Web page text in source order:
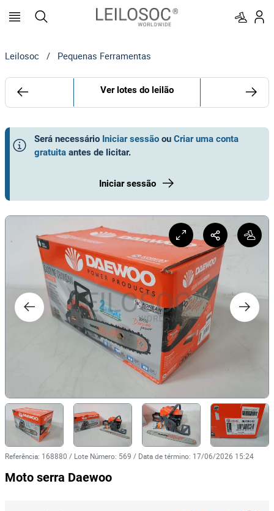
Leilosoc / Pequenas Ferramentas
Ver lotes do leilão
Será necessário Iniciar sessão ou Criar uma conta
gratuita antes de licitar.
Iniciar sessão
Referência: 168880 / Lote Número: 569 / Data de término: 17/06/2026 15:24
Moto serra Daewoo